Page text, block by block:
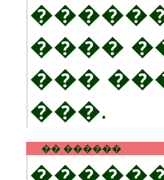
����
���
���.
�� ������